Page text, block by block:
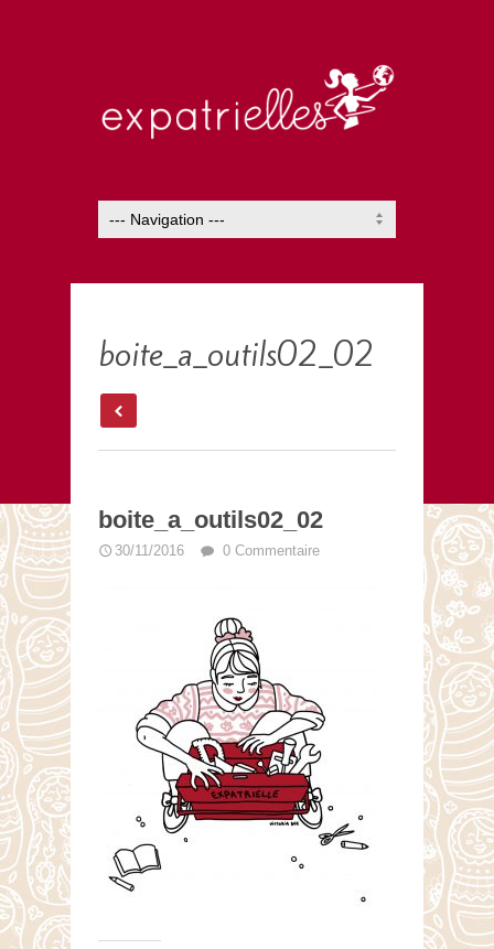
boite_a_outils02_02
boite_a_outils02_02
30/11/2016 0 Commentaire